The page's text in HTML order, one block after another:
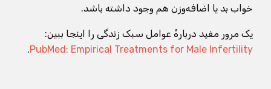
خواب بد یا اضافه‌وزن هم وجود داشته باشد.
یک مرور مفید دربارهٔ عوامل سبک زندگی را اینجا ببین:
PubMed: Empirical Treatments for Male Infertility
.